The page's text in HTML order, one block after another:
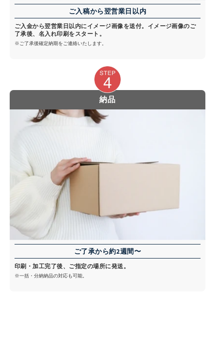
ご入稿から翌営業日以内
ご入金から翌営業日以内にイメージ画像を送付。イメージ画像のご
了承後、名入れ印刷をスタート。
※ご了承後確定納期をご連絡いたします。
納品
ご了承から約2週間〜
印刷・加工完了後、ご指定の場所に発送。
※一括・分納納品の対応も可能。